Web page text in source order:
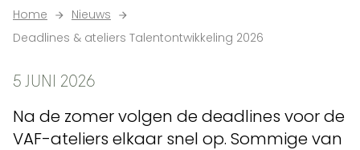
Home
Nieuws
Deadlines & ateliers Talentontwikkeling 2026
5 JUNI 2026
Na de zomer volgen de deadlines voor de
VAF-ateliers elkaar snel op. Sommige van